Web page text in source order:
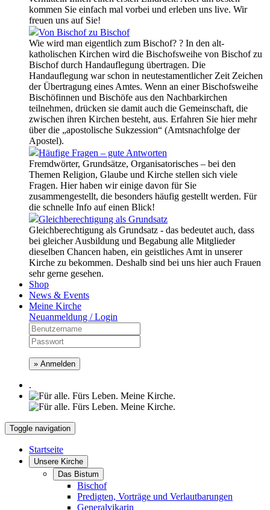
kommen Sie einfach mal vorbei und erleben uns live. Wir
freuen uns auf Sie!
Von Bischof zu Bischof
Wie wird man eigentlich zum Bischof? ? In den alt-
katholischen Kirchen wird die Bischofsweihe von Bischof zu
Bischof durch Handauflegung übertragen. Die
Handauflegung war schon in neutestamentlicher Zeit Zeichen
der Übertragung eines Amtes. Wenn an einer Bischofsweihe
Bischöfinnen und Bischöfe aus den Nachbarkirchen
teilnehmen, drücken sie damit auch die Gemeinschaft, die
zwischen ihren Kirchen besteht, aus. Erfahren Sie hier mehr
über die „apostolische Sukzession“ (Amtsnachfolge der
Apostel).
Häufige Fragen – gute Antworten
Fremdwörter, Grundsätze, Organisatorisches – bei den
Themen Religion, Glaube und Kirche stellen sich viele
Fragen. Hier haben wir einige davon für Sie
zusammengestellt, die besonders häufig gestellt werden. Für
die schnelle Info auf einen Blick!
Gleichberechtigung als Grundsatz
Gleichberechtigung als Grundsatz - das bedeutet auch, dass
bei gleicher Ausbildung und Begabung alle Mitglieder
dieselben Chancen haben, ein geistliches Amt in unserer
Kirche zu bekommen. Deshalb sind bei uns hier auch Frauen
sehr gerne gesehen.
Shop
News & Events
Meine Kirche
Neuanmeldung / Login
» Anmelden
.
Toggle navigation
Startseite
Unsere Kirche
Das Bistum
Bischof
Predigten, Vorträge und Verlautbarungen
Generalvikarin